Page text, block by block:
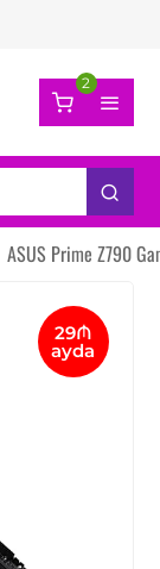
2
ASUS Prime Z790
29₼
ayda